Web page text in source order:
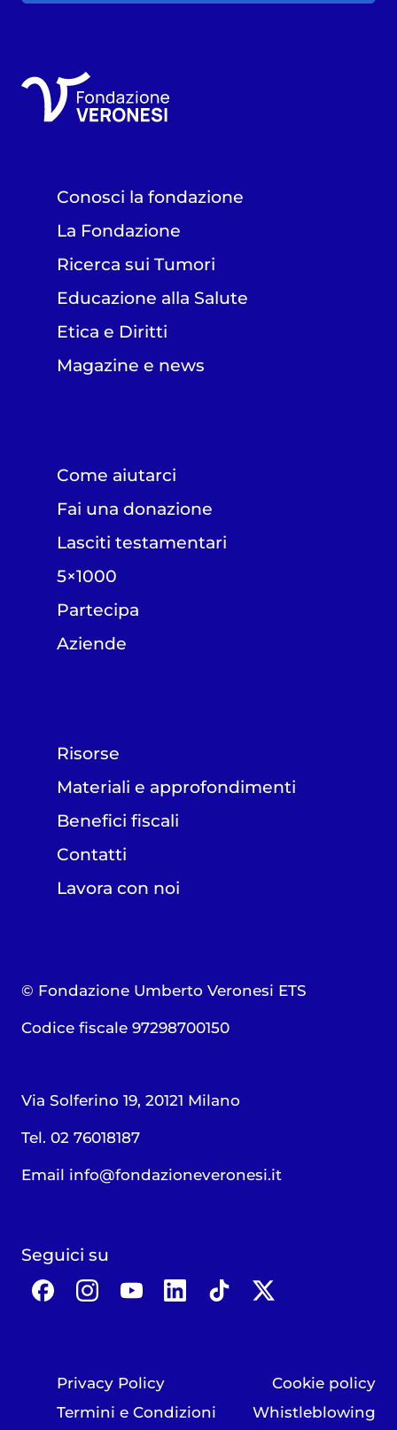
Conosci la fondazione
La Fondazione
Ricerca sui Tumori
Educazione alla Salute
Etica e Diritti
Magazine e news
Come aiutarci
Fai una donazione
Lasciti testamentari
5×1000
Partecipa
Aziende
Risorse
Materiali e approfondimenti
Benefici fiscali
Contatti
Lavora con noi
© Fondazione Umberto Veronesi ETS
Codice fiscale 97298700150
Via Solferino 19, 20121 Milano
Tel. 02 76018187
Email info@fondazioneveronesi.it
Seguici su
Privacy Policy
Cookie policy
Termini e Condizioni
Whistleblowing